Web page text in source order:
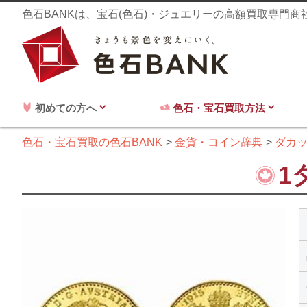
色石BANKは、宝石(色石)・ジュエリーの高額買取専門
初めての方へ 色石・宝石買取方法
色石・宝石買取の色石BANK 金貨・コイン辞典 ダカ
1